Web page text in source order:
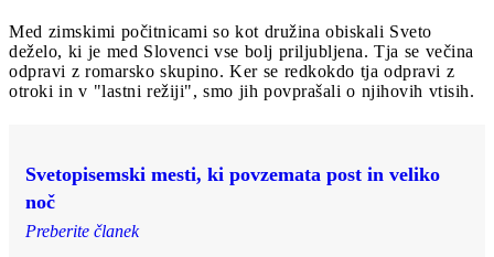
Med zimskimi počitnicami so kot družina obiskali Sveto
deželo, ki je med Slovenci vse bolj priljubljena. Tja se večina
odpravi z romarsko skupino. Ker se redkokdo tja odpravi z
otroki in v "lastni režiji", smo jih povprašali o njihovih vtisih.
Svetopisemski mesti, ki povzemata post in veliko
noč
Preberite članek